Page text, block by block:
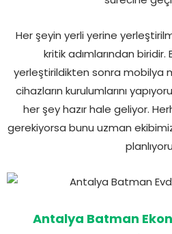
Her şeyin yerli yerine
kritik adımlarından biridir.
yerleştirildikten sonra mobilya
cihazların kurulumlarını
her şey hazır hale geliyor.
gerekiyorsa bunu uzman
Antalya Batman